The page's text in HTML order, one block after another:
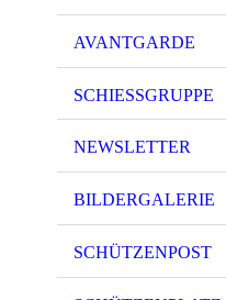
AVANTGARDE
SCHIESSGRUPPE
NEWSLETTER
BILDERGALERIE
SCHÜTZENPOST